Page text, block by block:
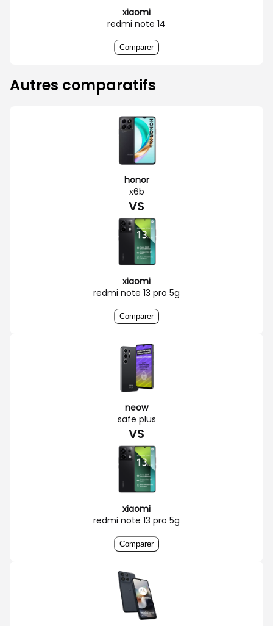
xiaomi
redmi note 14
Comparer
Autres comparatifs
honor
x6b
VS
xiaomi
redmi note 13 pro 5g
Comparer
neow
safe plus
VS
xiaomi
redmi note 13 pro 5g
Comparer